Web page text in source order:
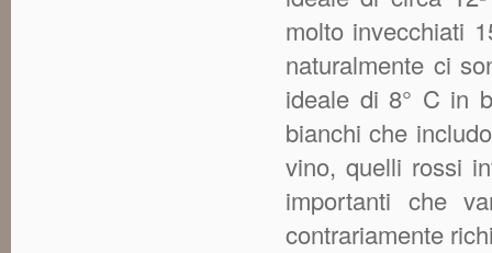
molto invecchiati
naturalmente ci
ideale di 8° C in
bianchi che
vino, quelli rossi
importanti che
contrariamente